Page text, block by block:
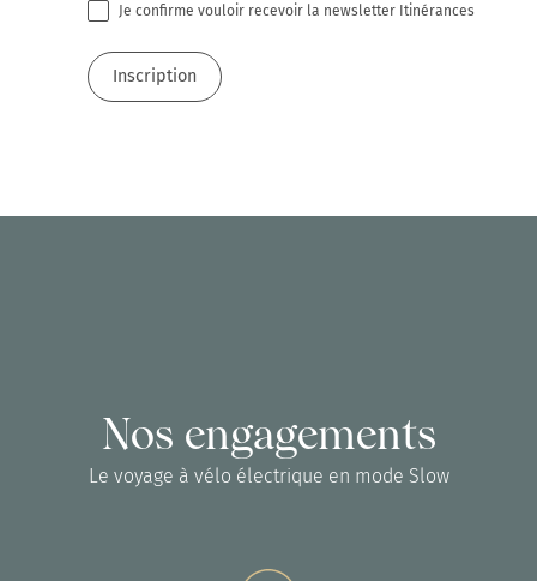
Je confirme vouloir recevoir la newsletter Itinérances
Nos engagements
Le voyage à vélo électrique en mode Slow